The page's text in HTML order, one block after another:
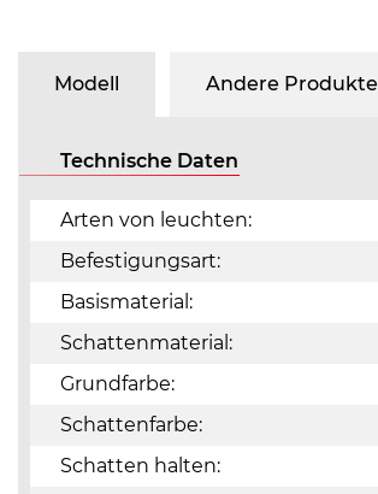
Modell Andere Produkte
Technische Daten
Arten von leuchten:
Befestigungsart:
Basismaterial:
Schattenmaterial:
Grundfarbe:
Schattenfarbe:
Schatten halten: